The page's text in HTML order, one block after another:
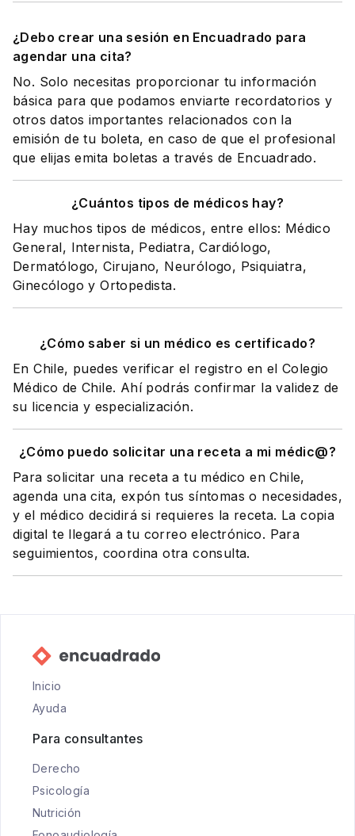
¿Debo crear una sesión en Encuadrado para
agendar una cita?
No. Solo necesitas proporcionar tu información
básica para que podamos enviarte recordatorios y
otros datos importantes relacionados con la
emisión de tu boleta, en caso de que el profesional
que elijas emita boletas a través de Encuadrado.
¿Cuántos tipos de médicos hay?
Hay muchos tipos de médicos, entre ellos: Médico
General, Internista, Pediatra, Cardiólogo,
Dermatólogo, Cirujano, Neurólogo, Psiquiatra,
Ginecólogo y Ortopedista.
¿Cómo saber si un médico es certificado?
En Chile, puedes verificar el registro en el Colegio
Médico de Chile. Ahí podrás confirmar la validez de
su licencia y especialización.
¿Cómo puedo solicitar una receta a mi médic@?
Para solicitar una receta a tu médico en Chile,
agenda una cita, expón tus síntomas o necesidades,
y el médico decidirá si requieres la receta. La copia
digital te llegará a tu correo electrónico. Para
seguimientos, coordina otra consulta.
Inicio
Ayuda
Para consultantes
Derecho
Psicología
Nutrición